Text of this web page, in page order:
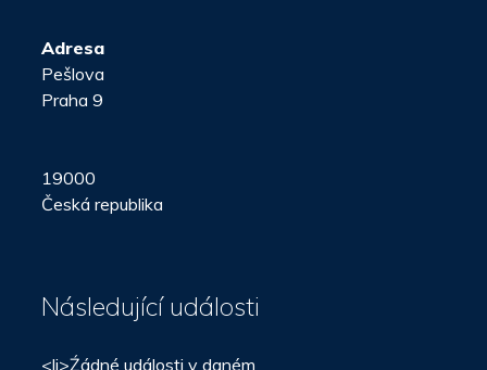
Adresa
Pešlova
Praha 9
19000
Česká republika
Následující události
<li>Źádné události v daném